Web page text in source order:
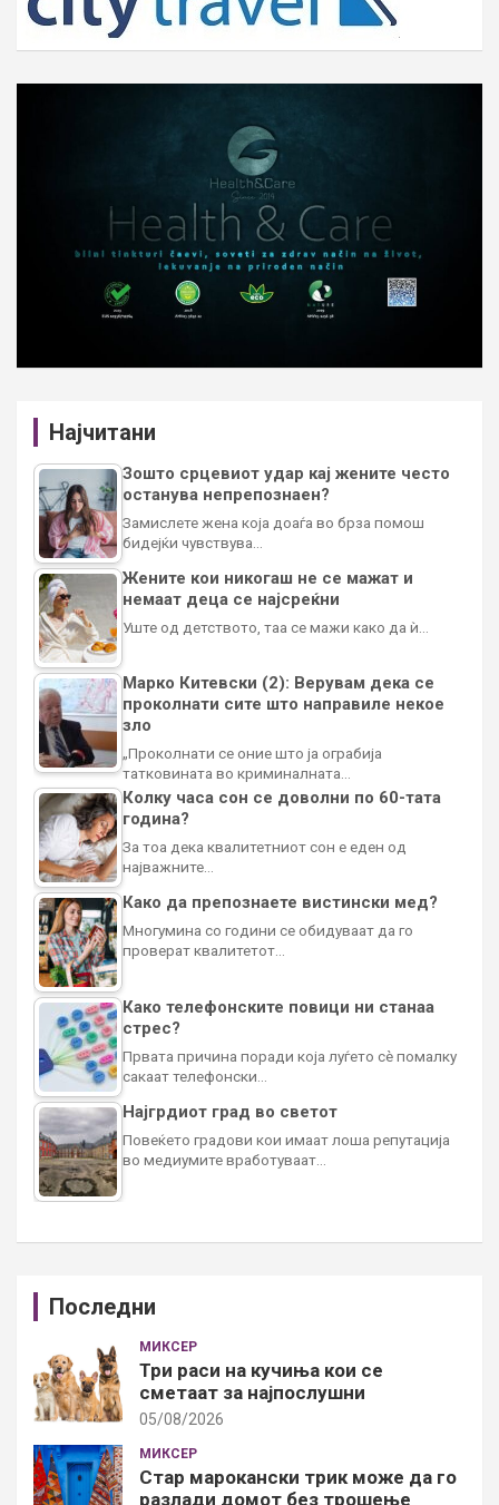
Најчитани
Зошто срцевиот удар кај жените често
останува непрепознаен?
Замислете жена која доаѓа во брза помош
бидејќи чувствува…
Жените кои никогаш не се мажат и
немаат деца се најсреќни
Уште од детството, таа се мажи како да ѝ…
Марко Китевски (2): Верувам дека се
проколнати сите што направиле некое
зло
„Проколнати се оние што ја ограбија
татковината во криминалната…
Колку часа сон се доволни по 60-тата
година?
За тоа дека квалитетниот сон е еден од
најважните…
Како да препознаете вистински мед?
Многумина со години се обидуваат да го
проверат квалитетот…
Како телефонските повици ни станаа
стрес?
Првата причина поради која луѓето сè помалку
сакаат телефонски…
Најгрдиот град во светот
Повеќето градови кои имаат лоша репутација
во медиумите вработуваат…
Последни
МИКСЕР
Три раси на кучиња кои се
сметаат за најпослушни
05/08/2026
МИКСЕР
Стар марокански трик може да го
разлади домот без трошење